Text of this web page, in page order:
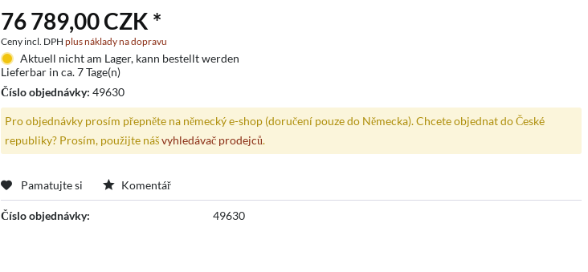
76 789,00 CZK *
Ceny incl. DPHplus náklady na dopravu
Aktuell nicht am Lager, kann bestellt werden
Lieferbar in ca. 7 Tage(n)
Číslo objednávky:49630
Pro objednávky prosím přepněte na německý e-shop (doručení pouze do Německa). Chcete objednat do České
republiky? Prosím, použijte nášvyhledávač prodejců.
Pamatujte si Komentář
Číslo objednávky: 49630